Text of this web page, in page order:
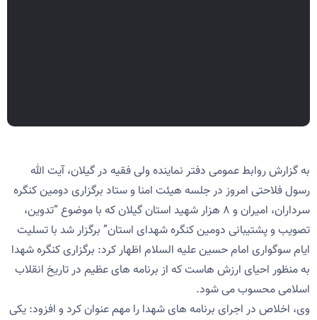
به گزارش روابط عمومی دفتر نماینده ولی فقیه در گیلان، آیت الله
رسول فلاحتی امروز در جلسه هیئت امنا و ستاد برگزاری دومین کنگره
سرداران، امیران و ۸ هزار شهید استان گیلان که با موضوع “تدوین،
تصویب و پشتیبانی دومین کنگره شهدای استان” برگزار شد با تسلیت
ایام سوگواری امام حسین علیه السلام اظهار کرد: برگزاری کنگره شهدا
به منظور احیای ارزش هاست که از برنامه های عظیم در تاریخ انقلاب
اسلامی محسوب می شود.
وی، اخلاص در اجرای برنامه های شهدا را مهم عنوان کرد و افزود: یکی